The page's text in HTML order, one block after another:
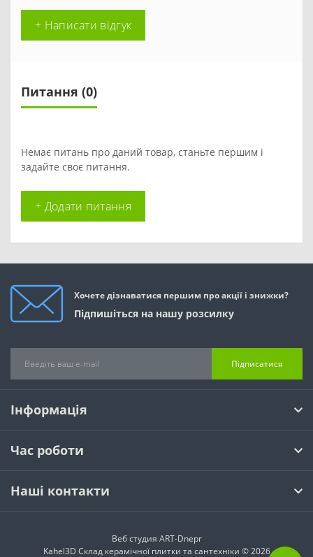
+ Написати відгук
Питання (0)
Немає питань про даний товар, станьте першим і
задайте своє питання.
+ Додати питання
Хочете дізнаватися першим про акції і знижки?
Підпишіться на нашу розсилку
Підписатися
Інформація
Час роботи
Наші контакти
Веб студия ART-Dnepr
Kahel3D Склад керамічної плитки та сантехніки © 2026